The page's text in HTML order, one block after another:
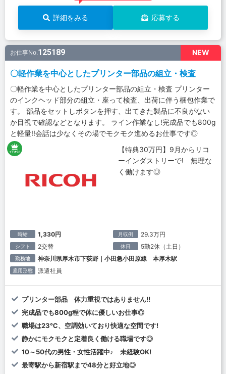
詳細をみる 応募する
NEW
お仕事No.125189
〇軽作業を中心としたプリンター部品の組立・検査
〇軽作業を中心としたプリンター部品の組立・検査 プリンター
のインクヘッド部分の組立・座って検査、出荷に伴う梱包作業で
す。 部品をセットしボタンを押す、出てきた製品に不良がない
か目視で確認などとなります。 ライン作業なし!完成品でも800g
と軽量!!会話は少なくその場でモクモク進めるお仕事です◎
【特典30万円】9月からリコ
ーインダストリーで! 無理な
く働けます◎
時給 1,330円 月収例 29.3万円
シフト 2交替 休日 5勤2休（土日）
勤務地 神奈川県厚木市下荻野｜小田急小田原線 本厚木駅
雇用形態 派遣社員
プリンター部品 体力重視ではありません!!
完成品でも800g程で体に優しいお仕事◎
職場は23℃、空調効いており快適な空間です!
静かにモクモクと定着良く働ける職場です◎
10～50代の男性・女性活躍中♪ 未経験OK!
最寄駅から新宿駅まで48分と好立地◎